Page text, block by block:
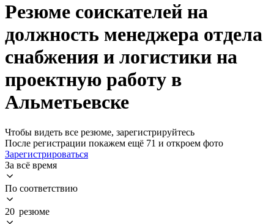
Резюме соискателей на
должность менеджера отдела
снабжения и логистики на
проектную работу в
Альметьевске
Чтобы видеть все резюме, зарегистрируйтесь
После регистрации покажем ещё 71 и откроем фото
Зарегистрироваться
За всё время
По соответствию
20 резюме